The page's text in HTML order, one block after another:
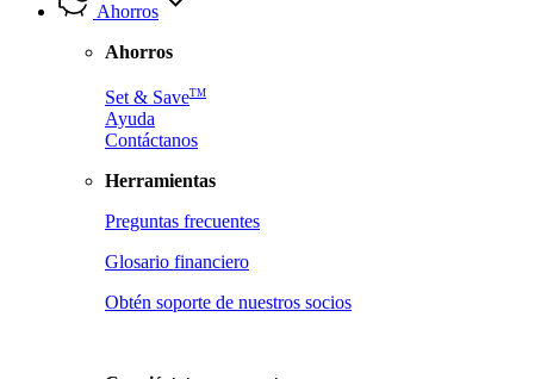
Ahorros
Ahorros
Set & SaveTM
Ayuda
Contáctanos
Herramientas
Preguntas frecuentes
Glosario financiero
Obtén soporte de nuestros socios